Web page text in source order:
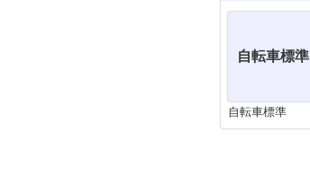
自転車標準
自転車標準